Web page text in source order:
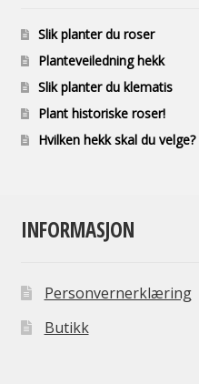
Slik planter du roser
Planteveiledning hekk
Slik planter du klematis
Plant historiske roser!
Hvilken hekk skal du velge?
INFORMASJON
Personvernerklæring
Butikk